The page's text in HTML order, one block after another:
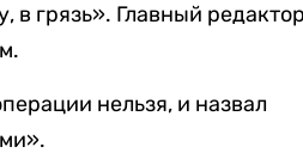
в грязь». Главный редактор
нельзя, и назвал